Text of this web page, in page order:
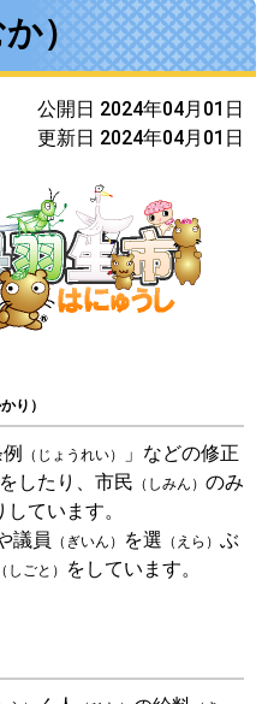
）
公開日 2024年04月01日
更新日 2024年04月01日
り）
（じょうれい） 」などの修正
をしたり、市民 （しみん） のみ
ています。
議員 （ぎいん） を選 （えら） ぶ
（しごと） をしています。